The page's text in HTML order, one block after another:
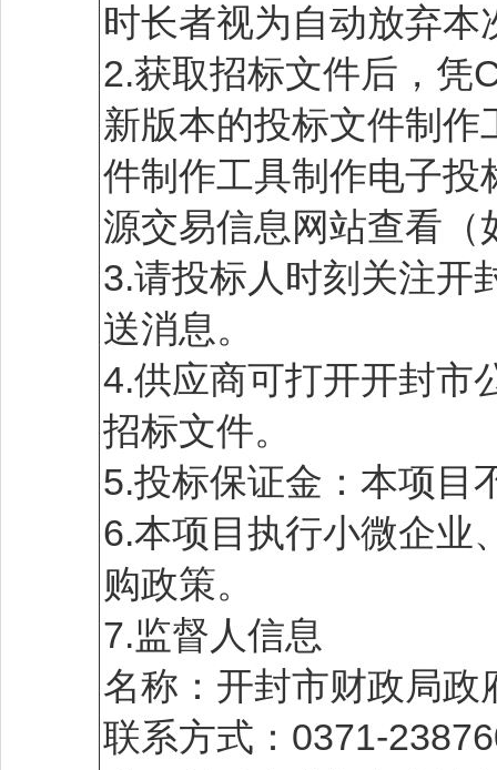
时长者视为自动放弃本
2.获取招标文件后，凭
新版本的投标文件制
件制作工具制作电子投
源交易信息网站查看
3.请投标人时刻关注开
送消息。
4.供应商可打开开封市
招标文件。
5.投标保证金：本项目
6.本项目执行小微企业
购政策。
7.监督人信息
名称：开封市财政局
联系方式：0371-